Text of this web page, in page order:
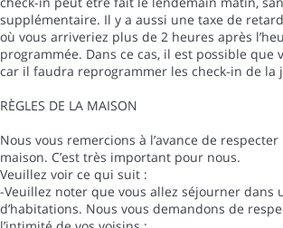
supplémentaire. Il y a aussi une taxe de
où vous arriveriez plus de 2 heures après
programmée. Dans ce cas, il est possible que
car il faudra reprogrammer les check-in de la
RÈGLES DE LA MAISON
Nous vous remercions à l’avance de
maison. C’est très important pour nous.
Veuillez voir ce qui suit :
-Veuillez noter que vous allez séjourner dans
d’habitations. Nous vous demandons de